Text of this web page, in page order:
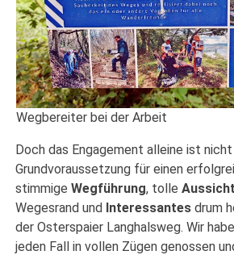
Wegbereiter bei der Arbeit
Doch das Engagement alleine ist nicht
Grundvoraussetzung für einen
stimmigeWegführung, tolle
Wegesrand und Interessantes drum
der Osterspaier Langhalsweg. Wir
jeden Fall in vollen Zügen genossen